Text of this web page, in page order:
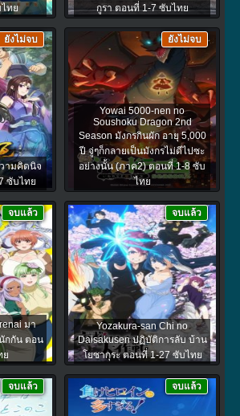
ทย
กูรา ตอนที่ 1-7 ซับไทย
ามคิดนิจ
ซับไทย
ยังไม่จบ
Yowai 5000-nen no
Soushoku Dragon 2nd
Season มังกรกินผัก อายุ 5,000
ปี จู่ๆก็กลายเป็นมังกรไม่ดีไปซะ
อย่างนั้น (ภาค2) ตอนที่ 1-8 ซับ
ไทย
ยังไม่จบ
มา
กกัน ตอน
ย
จบแล้ว
Yozakura-san Chi no
Daisakusen ปฏิบัติการลับ บ้าน
โยซากุระ ตอนที่ 1-27 ซับไทย
จบแล้ว
จบแล้ว จบแล้ว